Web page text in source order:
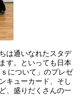
は通いなれたスタデ
す。といっても日本
ｓについて」のプレゼ
キューカード、そし
、盛りだくさんの一